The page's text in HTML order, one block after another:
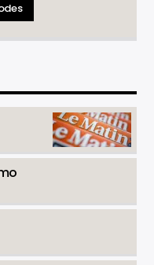
- Horoscope - Prénom
- La Une du
Matinal (Vendredi) -